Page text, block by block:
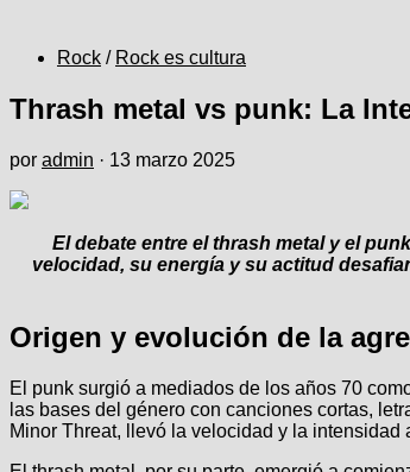
Rock / Rock es cultura
Thrash metal vs punk: La
por admin · 13 marzo 2025
El debate entre el thrash metal y el
velocidad, su energía y su actitud
Origen y evolución de la
El punk surgió a mediados de los años 70
las bases del género con canciones cortas,
Minor Threat, llevó la velocidad y la intensidad